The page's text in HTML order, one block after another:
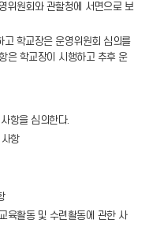
위원회와 관할청에 서면으로 보
학교장은 운영위원회 심의를
은 학교장이 시행하고 추후 운
항을 심의한다.
항
육활동 및 수련활동에 관한 사